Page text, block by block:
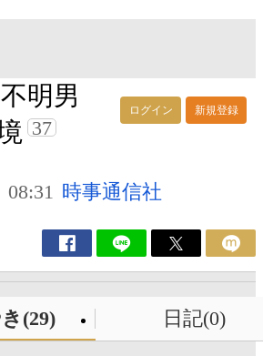
ログイン 新規登録
明男
37
08:31 時事通信社
(29) 日記(0)